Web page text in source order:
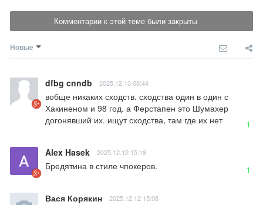
Комментарии к этой теме были закрыты
Новые
dfbg cnndb 2025.12.13 08:44
вобще никаких сходств. сходства один в один с
Хакиненом и 98 год. а Ферстапен это Шумахер
догонявший их. ищут сходства, там где их нет
1
Alex Hasek 2025.12.12 15:18
Бредятина в стиле чпокеров. 1
Вася Корякин 2025.12.12 15:08